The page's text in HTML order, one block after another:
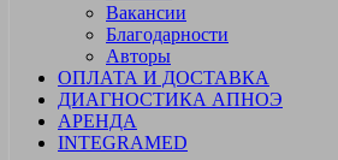
Вакансии
Благодарности
Авторы
ОПЛАТА И ДОСТАВКА
ДИАГНОСТИКА АПНОЭ
АРЕНДА
INTEGRAMED